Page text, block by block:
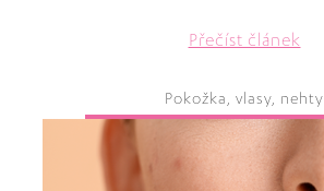
Přečíst článek
Pokožka, vlasy, nehty